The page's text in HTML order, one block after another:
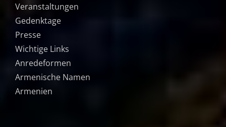
Veranstaltungen
Gedenktage
Presse
Wichtige Links
Anredeformen
Armenische Namen
Armenien